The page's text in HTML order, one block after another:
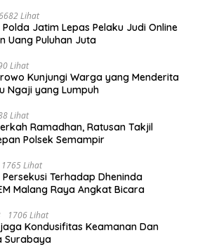
Lihat
Jatim Lepas Pelaku Judi Online
Uang Puluhan Juta
Lihat
Kunjungi Warga yang Menderita
Ngaji yang Lumpuh
Lihat
Ramadhan, Ratusan Takjil
Polsek Semampir
1765 Lihat
Terhadap Dheninda
Malang Raya Angkat Bicara
1706 Lihat
Kondusifitas Keamanan Dan
Surabaya